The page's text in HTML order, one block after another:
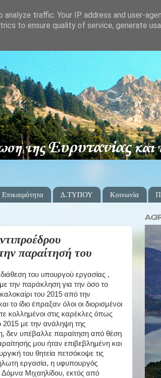
Επικαιρότητα Δ.ΤΥΠΟΥ Κοινωνία
παραίτησή του
του υπουργού εργασίας ,
την παράκληση για την όσο το
του 2015 από την
ίδιο έπραξαν όλοι οι διορισμένοι
κολλημένοι στις καρέκλες όπως
2015 με την ανάληψη της
δεν υπέβαλλε παραίτηση από θέση
μου ήταν επιβεβλημένη και
του θητεία πετσόκοψε τις
εργασία, η υφυπουργός
Δόμνα Μιχαηλίδου, εκτός από
traffic. Your IP address and user-
to ensure quality of service, generate